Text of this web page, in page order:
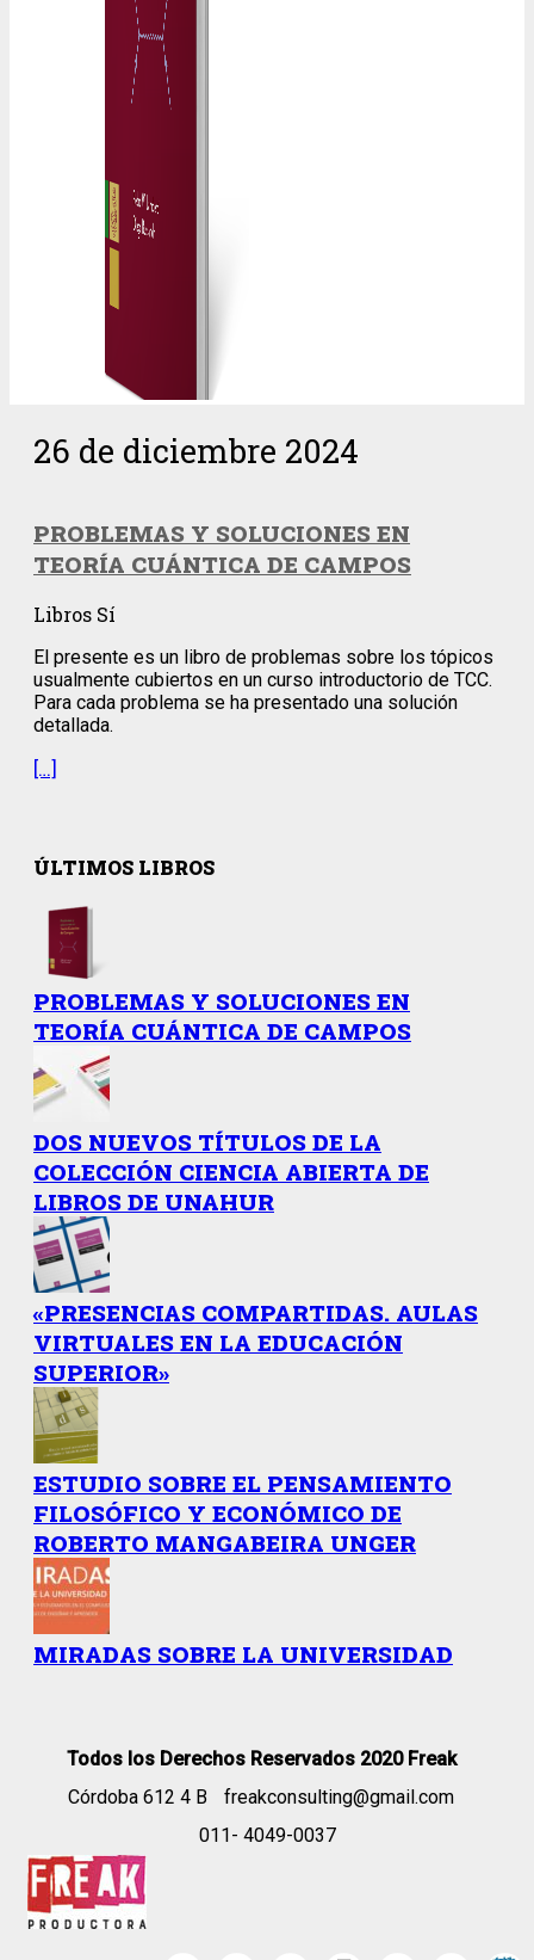
26 de diciembre 2024
PROBLEMAS Y SOLUCIONES EN
TEORÍA CUÁNTICA DE CAMPOS
Libros Sí
El presente es un libro de problemas sobre los tópicos
usualmente cubiertos en un curso introductorio de TCC.
Para cada problema se ha presentado una solución
detallada.
[…]
ÚLTIMOS LIBROS
PROBLEMAS Y SOLUCIONES EN
TEORÍA CUÁNTICA DE CAMPOS
DOS NUEVOS TÍTULOS DE LA
COLECCIÓN CIENCIA ABIERTA DE
LIBROS DE UNAHUR
«PRESENCIAS COMPARTIDAS. AULAS
VIRTUALES EN LA EDUCACIÓN
SUPERIOR»
ESTUDIO SOBRE EL PENSAMIENTO
FILOSÓFICO Y ECONÓMICO DE
ROBERTO MANGABEIRA UNGER
MIRADAS SOBRE LA UNIVERSIDAD
Todos los Derechos Reservados 2020 Freak
Córdoba 612 4 B
freakconsulting@gmail.com
011- 4049-0037